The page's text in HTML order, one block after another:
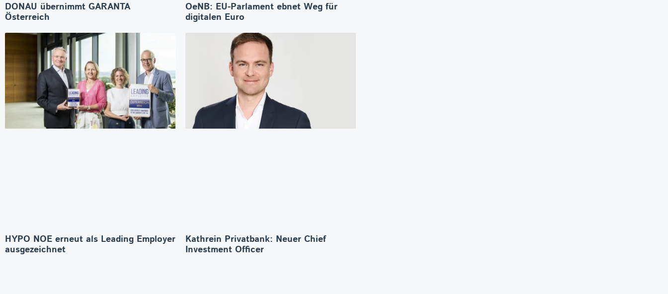
DONAU übernimmt GARANTA
Österreich
OeNB: EU-Parlament ebnet Weg für
digitalen Euro
HYPO NOE erneut als Leading Employer
ausgezeichnet
Kathrein Privatbank: Neuer Chief
Investment Officer